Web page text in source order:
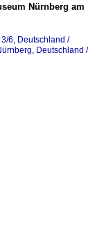
Nürnberg am
6 Deutschland /
Deutschland /